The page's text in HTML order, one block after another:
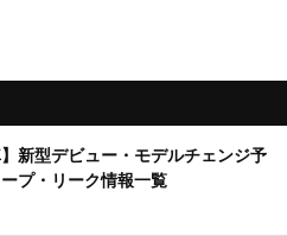
】新型デビュー・モデルチェンジ予
プ・リーク情報一覧